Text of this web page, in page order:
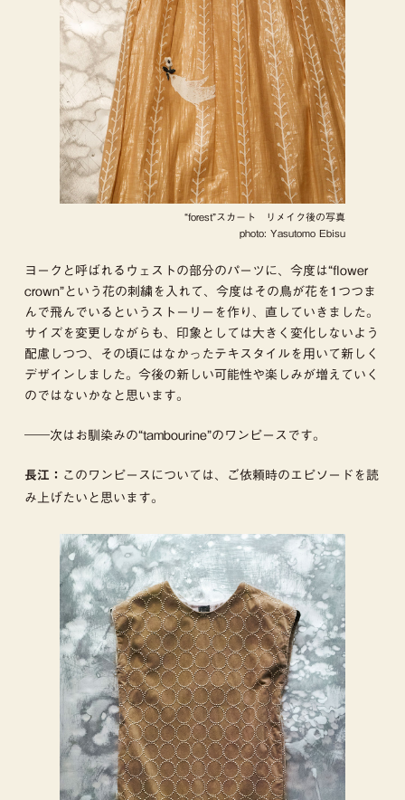
“forest”スカート リメイク後の写真
photo: Yasutomo Ebisu
ヨークと呼ばれるウェストの部分のパーツに、今度は“flower
crown”という花の刺繍を入れて、今度はその鳥が花を1つつま
んで飛んでいるというストーリーを作り、直していきました。
サイズを変更しながらも、印象としては大きく変化しないよう
配慮しつつ、その頃にはなかったテキスタイルを用いて新しく
デザインしました。今後の新しい可能性や楽しみが増えていく
のではないかなと思います。
――次はお馴染みの“tambourine”のワンピースです。
長江： このワンピースについては、ご依頼時のエピソードを読
み上げたいと思います。